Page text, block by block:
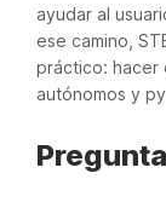
ayudar al
ese camino,
práctico: hacer
autónomos y